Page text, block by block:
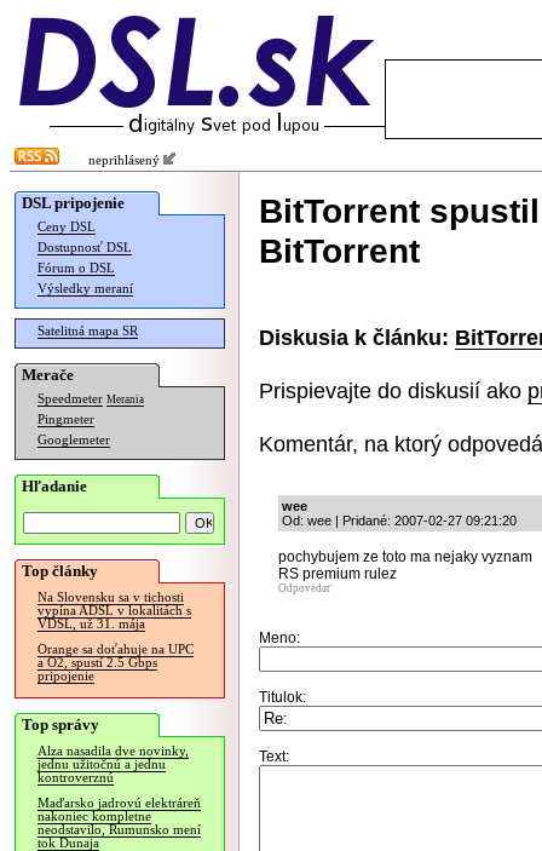
neprihlásený
DSL pripojenie
Ceny DSL
Dostupnosť DSL
Fórum o DSL
Výsledky meraní
Satelitná mapa SR
Merače
Speedmeter Merania
Pingmeter
Googlemeter
Hľadanie
Top články
Na Slovensku sa v tichosti
vypína ADSL v lokalitách s
VDSL, už 31. mája
Orange sa doťahuje na UPC
a O2, spustí 2.5 Gbps
pripojenie
Top správy
Alza nasadila dve novinky,
jednu užitočnú a jednu
kontroverznú
Maďarsko jadrovú elektráreň
nakoniec kompletne
neodstavilo, Rumunsko mení
tok Dunaja
BitTorrent
BitTorrent
Diskusia k článku:
Prispievajte do diskusií ako
Komentár, na ktorý
wee
Od: wee | Pridané: 2007-02-27 09:21:20
pochybujem ze toto ma nejaky vyznam
RS premium rulez
Odpovedať
Meno:
Titulok:
Text: